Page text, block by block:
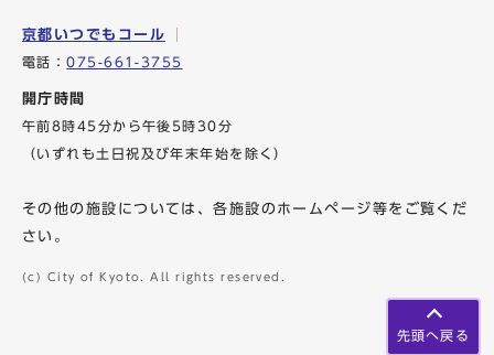
先頭へ戻る
京都いつでもコール
電話：075-661-3755
開庁時間
午前8時45分から午後5時30分
（いずれも土日祝及び年末年始を除く）
その他の施設については、各施設のホームページ等をご覧くだ
さい。
(c) City of Kyoto. All rights reserved.